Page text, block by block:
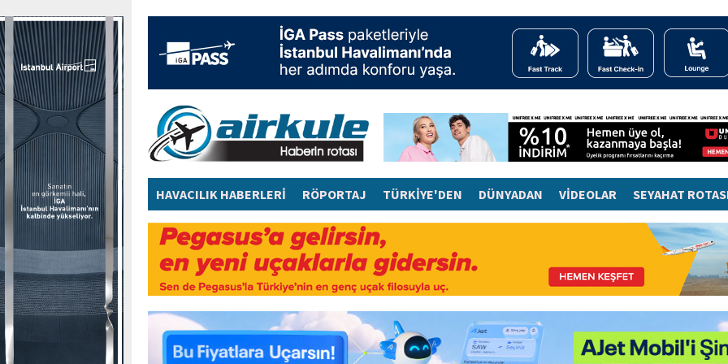
HAVACILIK HABERLERİ RÖPORTAJ TÜRKİYE'DEN DÜNYADAN VİDEOLAR SEYAHAT